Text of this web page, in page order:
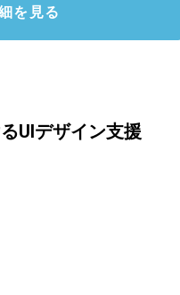
を見る
UIデザイン支援